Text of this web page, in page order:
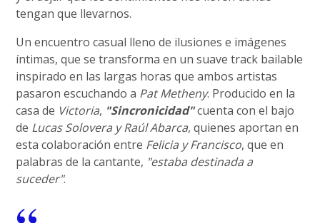
tengan que llevarnos.
Un encuentro casual lleno de ilusiones e imágenes
íntimas, que se transforma en un suave track bailable
inspirado en las largas horas que ambos artistas
pasaron escuchando a Pat Metheny. Producido en la
casa de Victoria, "Sincronicidad"cuenta con el bajo
de Lucas Solovera y Raúl Abarca, quienes aportan en
esta colaboración entre Felicia y Francisco, que en
palabras de la cantante, "estaba destinada a
suceder".